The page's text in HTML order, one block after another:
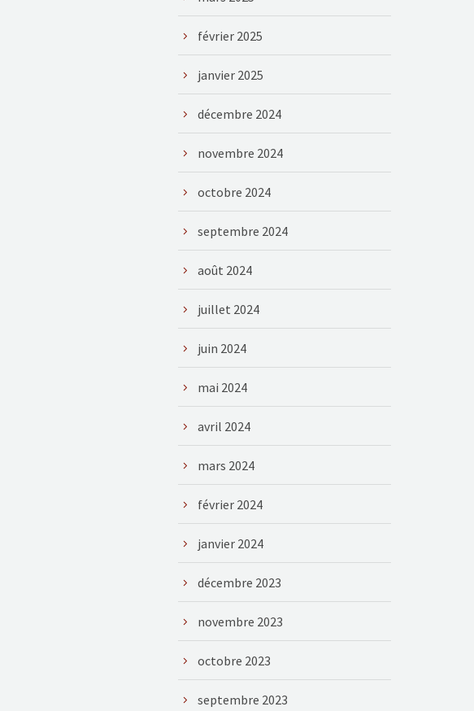
février 2025
janvier 2025
décembre 2024
novembre 2024
octobre 2024
septembre 2024
août 2024
juillet 2024
juin 2024
mai 2024
avril 2024
mars 2024
février 2024
janvier 2024
décembre 2023
novembre 2023
octobre 2023
septembre 2023